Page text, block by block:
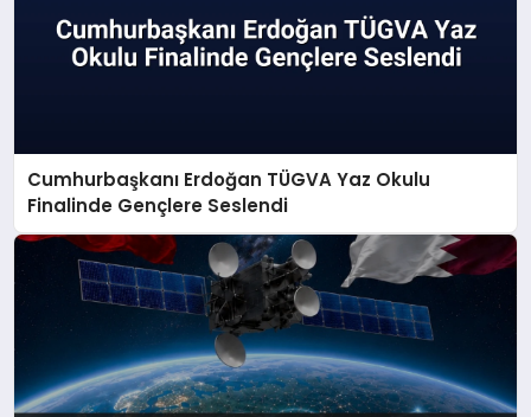
Cumhurbaşkanı Erdoğan TÜGVA Yaz Okulu
Finalinde Gençlere Seslendi